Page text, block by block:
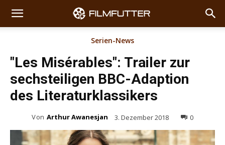
Serien-News
"Les Misérables": Trailer zur
sechsteiligen BBC-Adaption
des Literaturklassikers
Von Arthur Awanesjan 3. Dezember 2018 0